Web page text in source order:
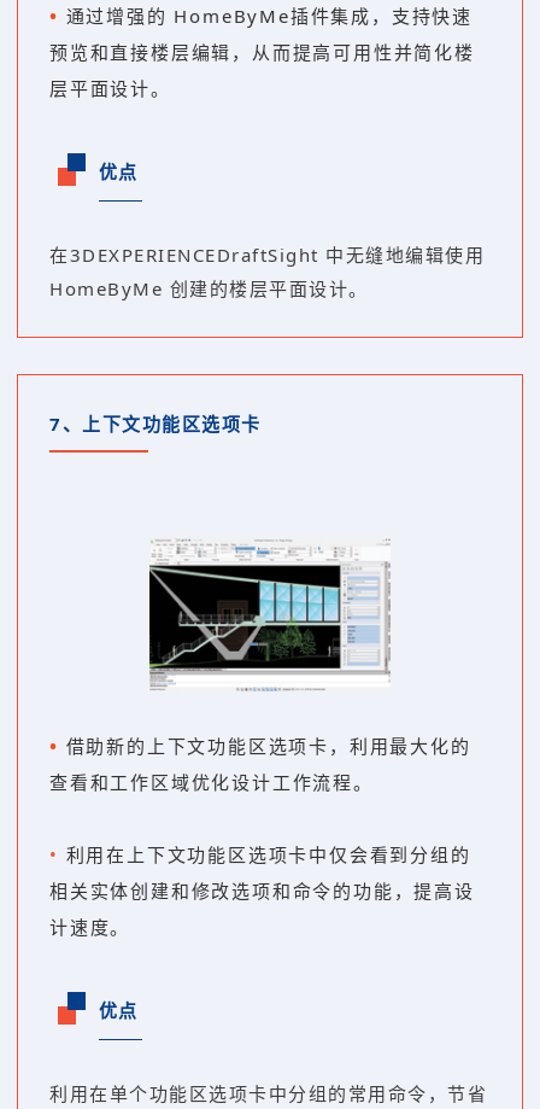
• 通过增强的 HomeByMe插件集成，支持快速
预览和直接楼层编辑，从而提高可用性并简化楼
层平面设计。
优点
在3DEXPERIENCEDraftSight 中无缝地编辑使用
HomeByMe 创建的楼层平面设计。
7、 上下文功能区选项卡
• 借助新的上下文功能区选项卡，利用最大化的
查看和工作区域优化设计工作流程。
• 利用在上下文功能区选项卡中仅会看到分组的
相关实体创建和修改选项和命令的功能，提高设
计速度。
优点
利用在单个功能区选项卡中分组的常用命令，节省